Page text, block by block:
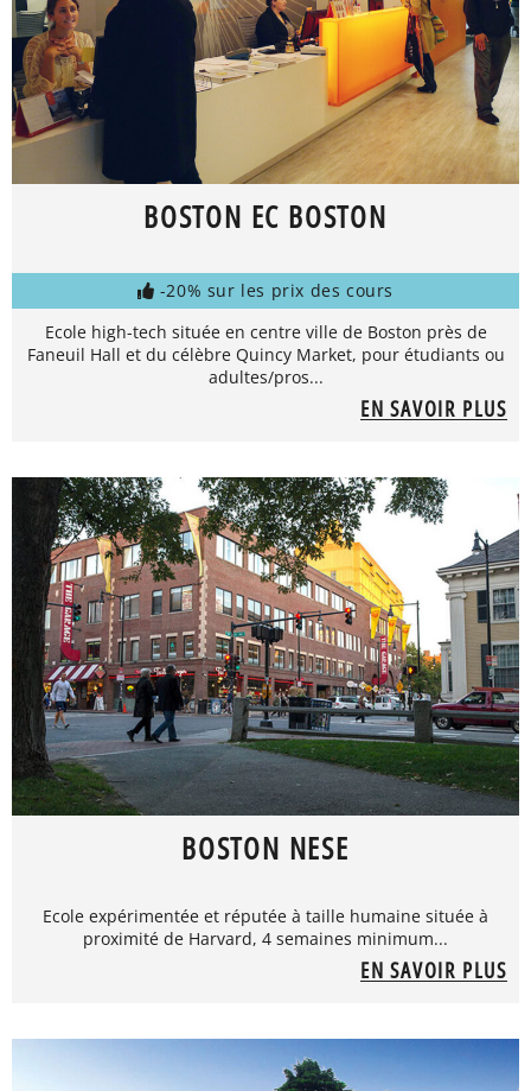
BOSTON EC BOSTON
-20% sur les prix des cours
Ecole high-tech située en centre ville de Boston près de
Faneuil Hall et du célèbre Quincy Market, pour étudiants ou
adultes/pros...
EN SAVOIR PLUS
BOSTON NESE
Ecole expérimentée et réputée à taille humaine située à
proximité de Harvard, 4 semaines minimum...
EN SAVOIR PLUS